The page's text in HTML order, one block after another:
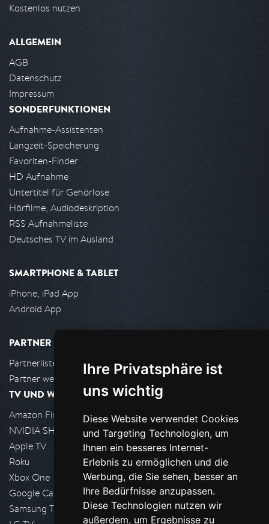
Ihre Privatsphäre ist
uns wichtig
Diese Website verwendet Cookies
und Targeting Technologien, um
Ihnen ein besseres Internet-
Erlebnis zu ermöglichen und die
Werbung, die Sie sehen, besser an
Ihre Bedürfnisse anzupassen.
Diese Technologien nutzen wir
außerdem, um Ergebnisse zu
Kostenlos nutzen
ALLGEMEIN
AGB
Datenschutz
Impressum
SONDERFUNKTIONEN
Aufnahme-Assistenten
Langzeit-Speicherung
Favoriten-Finder
HD Aufnahme
Untertitel für Gehörlose
Hörfilme, Audiodeskription
RSS Aufnahmeliste
Deutsches TV im Ausland
SMARTPHONE & TABLET
iPhone, iPad App
Android App
PARTNER
Partnerliste
Partner werden
TV UND WOHNZIMMER
Amazon FireTV
NVIDIA SHIELD, Google TV
Apple TV
Roku
Xbox One
Google Cast
Samsung TV